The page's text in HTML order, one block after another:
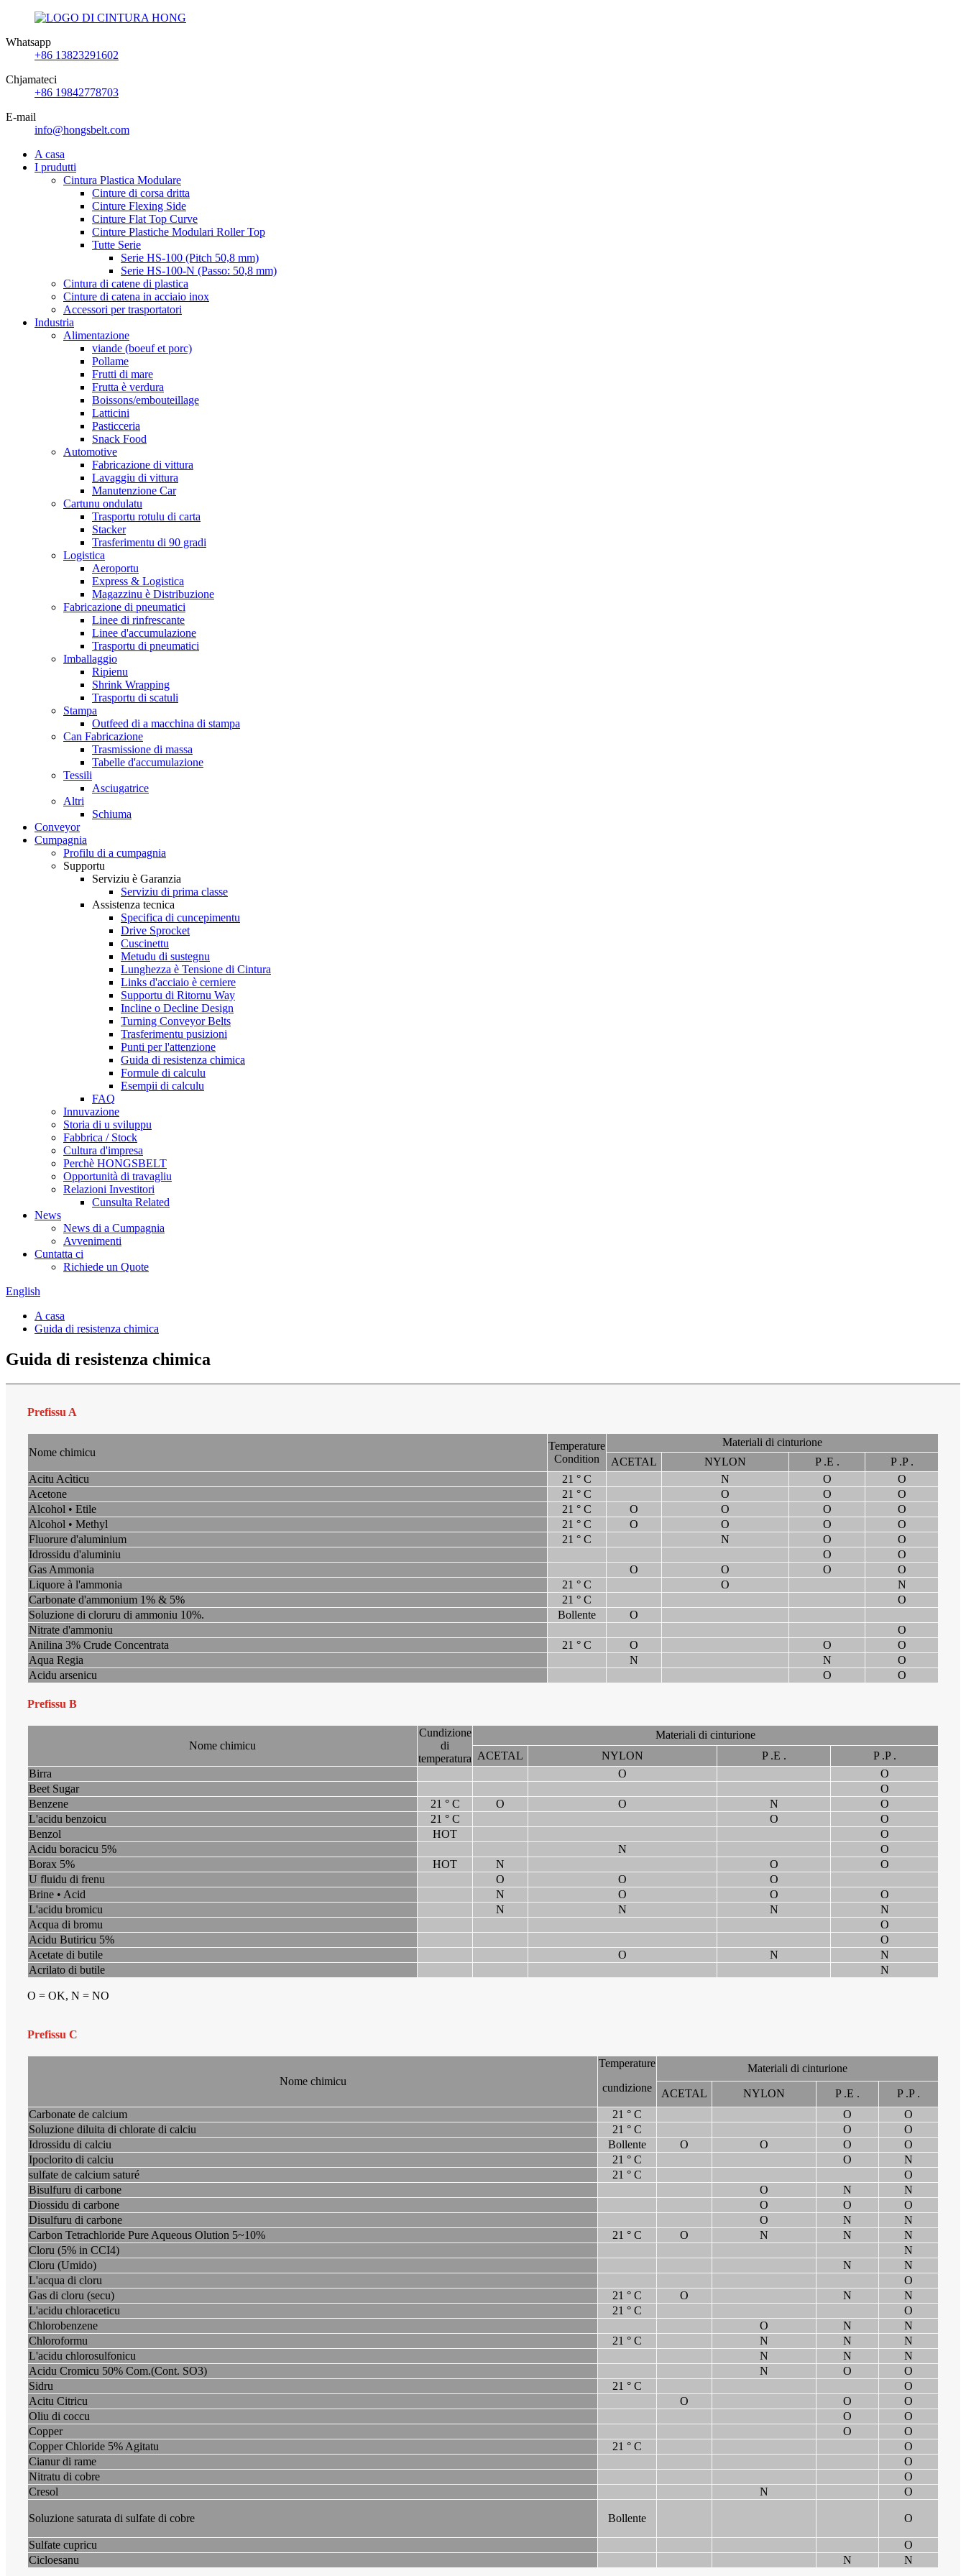
Whatsapp
+86 13823291602
Chjamateci
+86 19842778703
E-mail
info@hongsbelt.com
A casa
I prudutti
Cintura Plastica Modulare
Cinture di corsa dritta
Cinture Flexing Side
Cinture Flat Top Curve
Cinture Plastiche Modulari Roller Top
Tutte Serie
Serie HS-100 (Pitch 50,8 mm)
Serie HS-100-N (Passo: 50,8 mm)
Cintura di catene di plastica
Cinture di catena in acciaio inox
Accessori per trasportatori
Industria
Alimentazione
viande (boeuf et porc)
Pollame
Frutti di mare
Frutta è verdura
Boissons/embouteillage
Latticini
Pasticceria
Snack Food
Automotive
Fabricazione di vittura
Lavaggiu di vittura
Manutenzione Car
Cartunu ondulatu
Trasportu rotulu di carta
Stacker
Trasferimentu di 90 gradi
Logistica
Aeroportu
Express & Logistica
Magazzinu è Distribuzione
Fabricazione di pneumatici
Linee di rinfrescante
Linee d'accumulazione
Trasportu di pneumatici
Imballaggio
Ripienu
Shrink Wrapping
Trasportu di scatuli
Stampa
Outfeed di a macchina di stampa
Can Fabricazione
Trasmissione di massa
Tabelle d'accumulazione
Tessili
Asciugatrice
Altri
Schiuma
Conveyor
Cumpagnia
Profilu di a cumpagnia
Supportu
Serviziu è Garanzia
Serviziu di prima classe
Assistenza tecnica
Specifica di cuncepimentu
Drive Sprocket
Cuscinettu
Metudu di sustegnu
Lunghezza è Tensione di Cintura
Links d'acciaio è cerniere
Supportu di Ritornu Way
Incline o Decline Design
Turning Conveyor Belts
Trasferimentu pusizioni
Punti per l'attenzione
Guida di resistenza chimica
Formule di calculu
Esempii di calculu
FAQ
Innuvazione
Storia di u sviluppu
Fabbrica / Stock
Cultura d'impresa
Perchè HONGSBELT
Opportunità di travagliu
Relazioni Investitori
Cunsulta Related
News
News di a Cumpagnia
Avvenimenti
Cuntatta ci
Richiede un Quote
English
A casa
Guida di resistenza chimica
Guida di resistenza chimica
Prefissu A
Nome chimicu
Temperature
Condition
Materiali di cinturione
ACETAL
NYLON P .E .
P .P .
Acitu Acìticu
21 ° C N O
O
Acetone
21 ° C O O
O
Alcohol • Etile
21 ° C O O O
O
Alcohol • Methyl
21 ° C O O O
O
Fluorure d'aluminium
21 ° C N O
O
Idrossidu d'aluminiu
O
O
Gas Ammonia
O O O
O
Liquore à l'ammonia
21 ° C O
N
Carbonate d'ammonium 1% & 5%
21 ° C
O
Soluzione di cloruru di ammoniu 10%.
Bollente
O
Nitrate d'ammoniu
O
Anilina 3% Crude Concentrata
21 ° C O O
O
Aqua Regia
N N
O
Acidu arsenicu
O O
Prefissu B
Nome chimicu
Cundizione
di
temperatura
Materiali di cinturione
ACETAL
NYLON P .E .
P .P .
Birra
O
O
Beet Sugar
O
Benzene
21 ° C O O N
O
L'acidu benzoicu
21 ° C O
O
Benzol
HOT
O
Acidu boracicu 5%
N
O
Borax 5%
HOT N O
O
U fluidu di frenu
O O
O
Brine • Acid
N O O
O
L'acidu bromicu
N N N
N
Acqua di bromu
O
Acidu Butiricu 5%
O
Acetate di butile
O N
N
Acrilato di butile
N
O = OK, N = NO
Prefissu C
Nome chimicu
Temperature
cundizione
Materiali di cinturione
ACETAL NYLON P .E .
P .P .
Carbonate de calcium
21 ° C O
O
Soluzione diluita di chlorate di calciu
21 ° C O
O
Idrossidu di calciu
Bollente O O O
O
Ipoclorito di calciu
21 ° C O
N
sulfate de calcium saturé
21 ° C
O
Bisulfuru di carbone
O N
N
Diossidu di carbone
O O
O
Disulfuru di carbone
O N
N
Carbon Tetrachloride Pure Aqueous Olution 5~10%
21 ° C O N N
N
Cloru (5% in CCI4)
N
Cloru (Umido)
N
N
L'acqua di cloru
O
Gas di cloru (secu)
21 ° C O N
N
L'acidu chloraceticu
21 ° C
O
Chlorobenzene
O N
N
Chloroformu
21 ° C N N
N
L'acidu chlorosulfonicu
N N
N
Acidu Cromicu 50% Com.(Cont. SO3)
N O
O
Sidru
21 ° C
O
Acitu Citricu
O O
O
Oliu di coccu
O
O
Copper
O
O
Copper Chloride 5% Agitatu
21 ° C
O
Cianur di rame
O
Nitratu di cobre
O
Cresol
N O
Soluzione saturata di sulfate di cobre Bollente O
Sulfate cupricu
O
Cicloesanu
N N